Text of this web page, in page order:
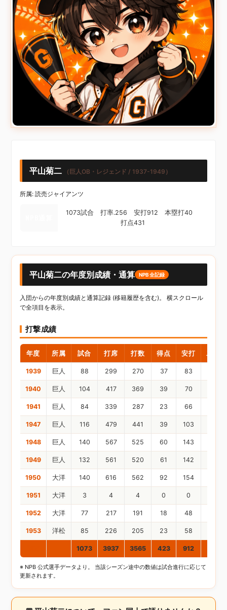
平山菊二 （巨人OB・レジェンド / 1937-1949）
所属: 読売ジャイアンツ
1073試合 打率.256 安打912 本塁打40
打点431
平山菊二の年度別成績・通算 NPB全記録
入団からの年度別成績と通算記録 (移籍履歴を含む)。 横スクロール
で全項目を表示。
打撃成績
年度 所属 試合 打席 打数 得点 安打 二塁打
1939 巨人 88 299 270 37 83
1940 巨人 104 417 369 39 70
1941 巨人 84 339 287 23 66
1947 巨人 116 479 441 39 103
1948 巨人 140 567 525 60 143
1949 巨人 132 561 520 61 142
1950 大洋 140 616 562 92 154
1951 大洋 3 4 4 0 0
1952 大洋 77 217 191 18 48
1953 洋松 85 226 205 23 58
1073 3937 3565 423 912
※ NPB 公式選手データより。 当該シーズン途中の数値は試合進行に応じて
更新されます。